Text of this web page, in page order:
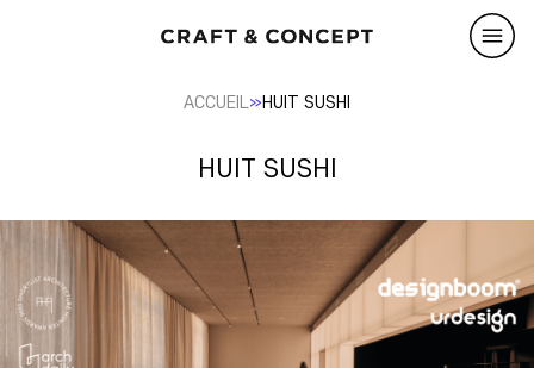
ACCUEIL»HUIT SUSHI
HUIT SUSHI